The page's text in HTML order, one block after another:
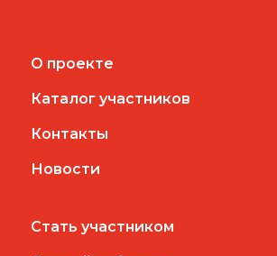
О проекте
Каталог участников
Контакты
Новости
Стать участником